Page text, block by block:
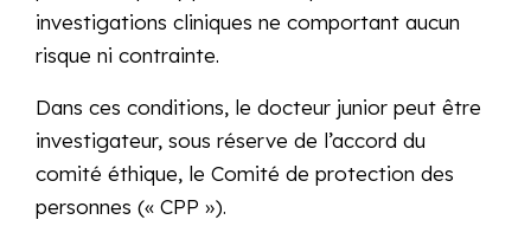
investigations cliniques ne comportant aucun
risque ni contrainte.
Dans ces conditions, le docteur junior peut être
investigateur, sous réserve de l’accord du
comité éthique, le Comité de protection des
personnes (« CPP »).